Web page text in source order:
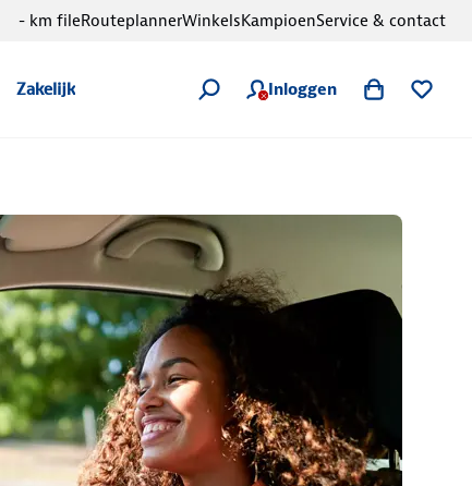
Zakelijk Inloggen
- km fileRouteplannerWinkelsKampioenService & contact